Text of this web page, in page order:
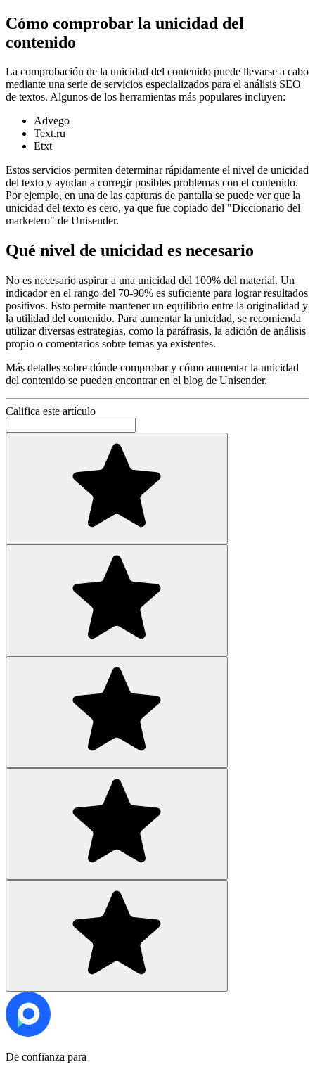
Cómo comprobar la unicidad del
contenido
La comprobación de la unicidad del contenido puede llevarse a cabo
mediante una serie de servicios especializados para el análisis SEO
de textos. Algunos de los herramientas más populares incluyen:
Advego
Text.ru
Etxt
Estos servicios permiten determinar rápidamente el nivel de unicidad
del texto y ayudan a corregir posibles problemas con el contenido.
Por ejemplo, en una de las capturas de pantalla se puede ver que la
unicidad del texto es cero, ya que fue copiado del "Diccionario del
marketero" de Unisender.
Qué nivel de unicidad es necesario
No es necesario aspirar a una unicidad del 100% del material. Un
indicador en el rango del 70-90% es suficiente para lograr resultados
positivos. Esto permite mantener un equilibrio entre la originalidad y
la utilidad del contenido. Para aumentar la unicidad, se recomienda
utilizar diversas estrategias, como la paráfrasis, la adición de análisis
propio o comentarios sobre temas ya existentes.
Más detalles sobre dónde comprobar y cómo aumentar la unicidad
del contenido se pueden encontrar en el blog de Unisender.
Califica este artículo
De confianza para